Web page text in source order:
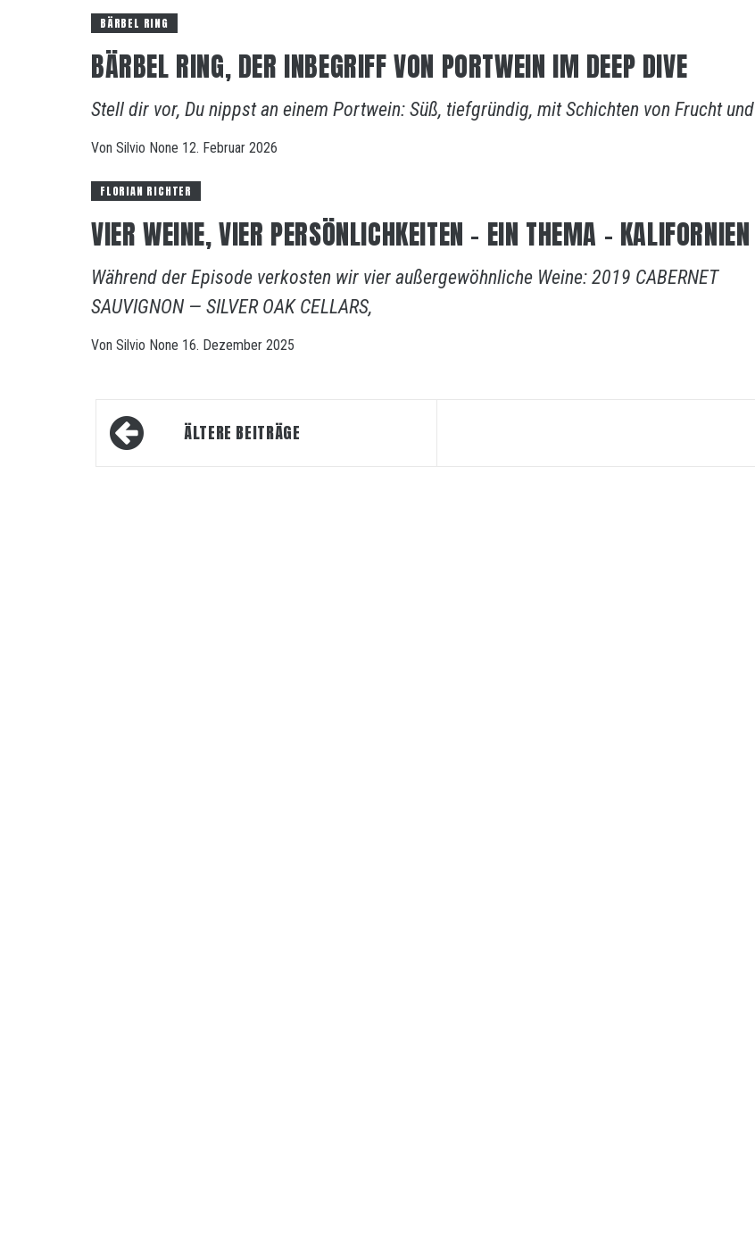
BÄRBEL RING
BÄRBEL RING, DER INBEGRIFF VON PORTWEIN IM DEEP DIVE
Stell dir vor, Du nippst an einem Portwein: Süß, tiefgründig, mit Schichten von Frucht und
Von Silvio None 12. Februar 2026
FLORIAN RICHTER
VIER WEINE, VIER PERSÖNLICHKEITEN – EIN THEMA – KALIFORNIEN
Während der Episode verkosten wir vier außergewöhnliche Weine: 2019 CABERNET
SAUVIGNON — SILVER OAK CELLARS,
Von Silvio None 16. Dezember 2025
Beitragsnavigation
ÄLTERE BEITRÄGE